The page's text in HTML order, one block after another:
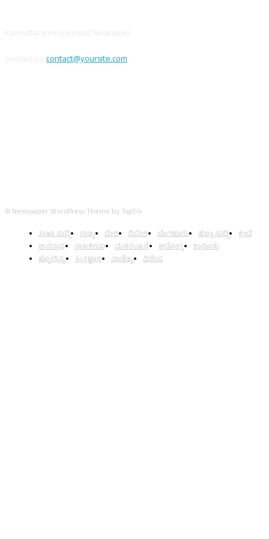
contact@yoursite.com
© Newspaper WordPress Theme by TagDiv
ತಾಜಾ ಸುದ್ದಿ
ರಾಜ್ಯ ದೇಶ ವಿದೇಶ ಬೆಂಗಳೂರು ಜಿಲ್ಲಾ ಸುದ್ದಿ
ಕ್ರೀಡೆ
ಅಪರಾಧ
ರಾಜಕೀಯ ಮನರಂಜನೆ ಆರೋಗ್ಯ
ಕಾನೂನು
ಜ್ಯೋತಿಷ್ಯ
ತಂತ್ರಜ್ಞಾನ ವಾಣಿಜ್ಯ ವಿಶೇಷ